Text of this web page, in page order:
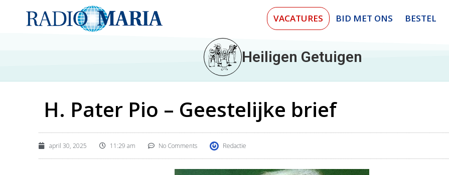
VACATURES BID MET ONS BESTEL
Heiligen Getuigen
H. Pater Pio – Geestelijke brief
april 30, 2025 11:29 am No Comments Redactie